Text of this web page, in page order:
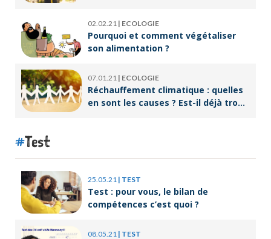
02.02.21 | ECOLOGIE
Pourquoi et comment végétaliser
son alimentation ?
07.01.21 | ECOLOGIE
Réchauffement climatique : quelles
en sont les causes ? Est-il déjà trop
Test
25.05.21 | TEST
Test : pour vous, le bilan de
compétences c’est quoi ?
08.05.21 | TEST